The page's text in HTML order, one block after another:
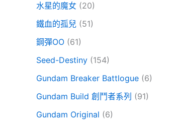
水星的魔女 (20)
鐵血的孤兒 (51)
鋼彈OO (61)
Seed-Destiny (154)
Gundam Breaker Battlogue (6)
Gundam Build 創鬥者系列 (91)
Gundam Original (6)